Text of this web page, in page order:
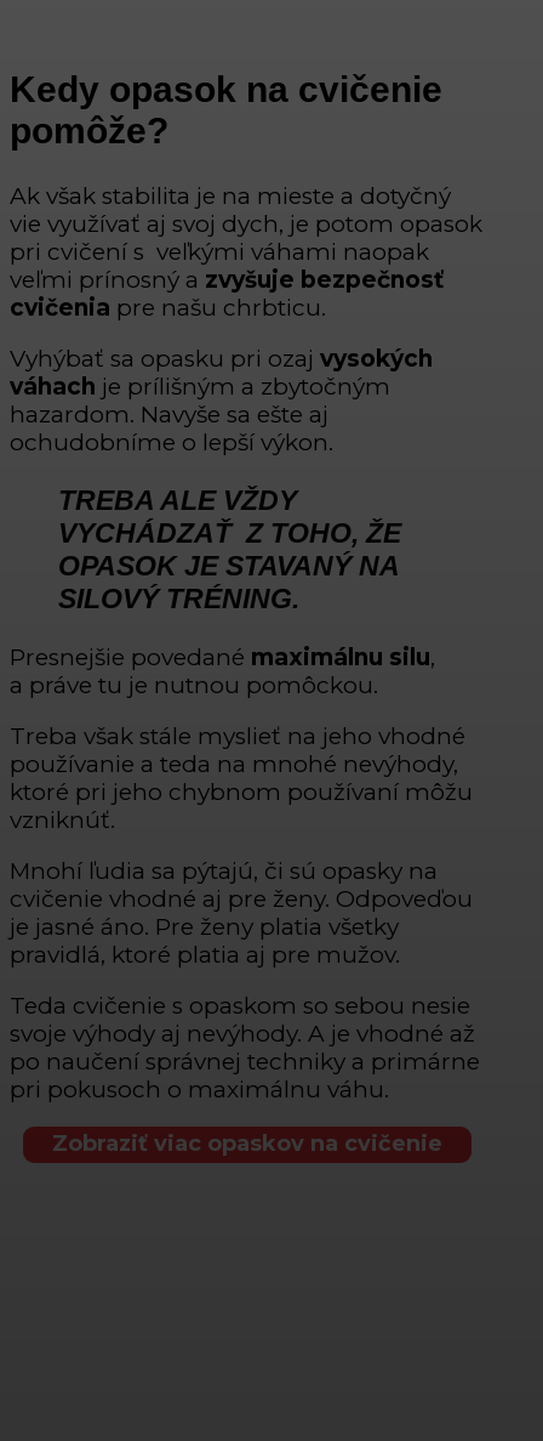
Kedy opasok na cvičenie
pomôže?
Ak však stabilita je na mieste a dotyčný
vie využívať aj svoj dych, je potom opasok
pri cvičení s veľkými váhami naopak
veľmi prínosný a zvyšuje bezpečnosť
cvičenia pre našu chrbticu.
Vyhýbať sa opasku pri ozaj vysokých
váhach je prílišným a zbytočným
hazardom. Navyše sa ešte aj
ochudobníme o lepší výkon.
TREBA ALE VŽDY
VYCHÁDZAŤ Z TOHO, ŽE
OPASOK JE STAVANÝ NA
SILOVÝ TRÉNING.
Presnejšie povedané maximálnu silu,
a práve tu je nutnou pomôckou.
Treba však stále myslieť na jeho vhodné
používanie a teda na mnohé nevýhody,
ktoré pri jeho chybnom používaní môžu
vzniknúť.
Mnohí ľudia sa pýtajú, či sú opasky na
cvičenie vhodné aj pre ženy. Odpoveďou
je jasné áno. Pre ženy platia všetky
pravidlá, ktoré platia aj pre mužov.
Teda cvičenie s opaskom so sebou nesie
svoje výhody aj nevýhody. A je vhodné až
po naučení správnej techniky a primárne
pri pokusoch o maximálnu váhu.
Zobraziť viac opaskov na cvičenie